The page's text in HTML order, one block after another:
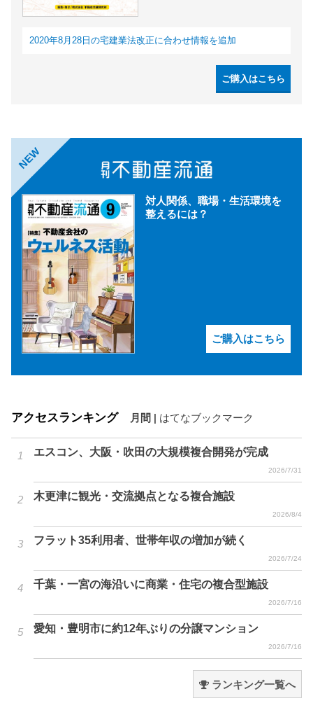
2020年8月28日の宅建業法改正に合わせ情報を追加
ご購入はこちら
NEW
対人関係、職場・生活環境を
整えるには？
ご購入はこちら
アクセスランキング 月間 はてなブックマーク
エスコン、大阪・吹田の大規模複合開発が完成
2026/7/31
木更津に観光・交流拠点となる複合施設
2026/8/4
フラット35利用者、世帯年収の増加が続く
2026/7/24
千葉・一宮の海沿いに商業・住宅の複合型施設
2026/7/16
愛知・豊明市に約12年ぶりの分譲マンション
2026/7/16
ランキング一覧へ